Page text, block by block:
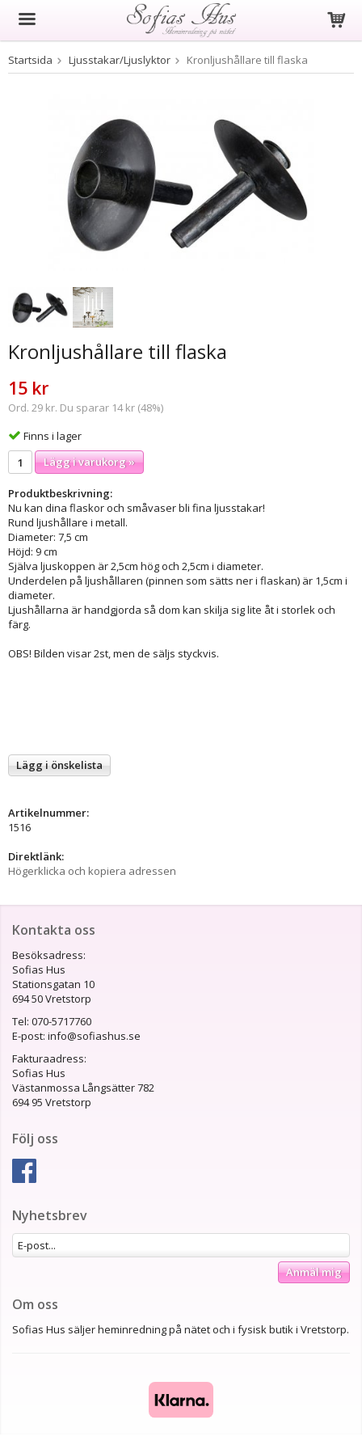
Produkten har blivit tillagd i varukorgen
Startsida Ljusstakar/Ljuslyktor Kronljushållare till flaska
Kronljushållare till flaska
15 kr
Ord. 29 kr. Du sparar 14 kr (48%)
Finns i lager
Lägg i varukorg »
Produktbeskrivning:
Nu kan dina flaskor och småvaser bli fina ljusstakar!
Rund ljushållare i metall.
Diameter: 7,5 cm
Höjd: 9 cm
Själva ljuskoppen är 2,5cm hög och 2,5cm i diameter.
Underdelen på ljushållaren (pinnen som sätts ner i flaskan) är 1,5cm i
diameter.
Ljushållarna är handgjorda så dom kan skilja sig lite åt i storlek och
färg.
OBS! Bilden visar 2st, men de säljs styckvis.
Lägg i önskelista
Artikelnummer:
1516
Direktlänk:
Högerklicka och kopiera adressen
Kontakta oss
Besöksadress:
Sofias Hus
Stationsgatan 10
694 50 Vretstorp
Tel: 070-5717760
E-post: info@sofiashus.se
Fakturaadress:
Sofias Hus
Västanmossa Långsätter 782
694 95 Vretstorp
Följ oss
Nyhetsbrev
Anmäl mig
Om oss
Sofias Hus säljer heminredning på nätet och i fysisk butik i Vretstorp.